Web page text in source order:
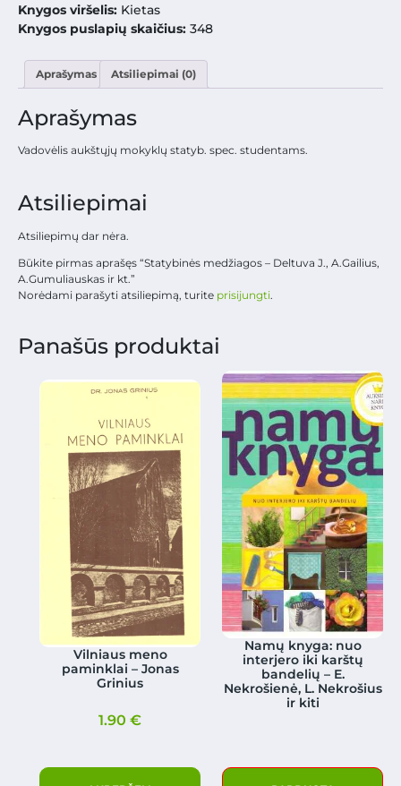
Knygos viršelis: Kietas
Knygos puslapių skaičius: 348
Aprašymas Atsiliepimai (0)
Aprašymas
Vadovėlis aukštųjų mokyklų statyb. spec. studentams.
Atsiliepimai
Atsiliepimų dar nėra.
Būkite pirmas aprašęs “Statybinės medžiagos – Deltuva J., A.Gailius,
A.Gumuliauskas ir kt.”
Norėdami parašyti atsiliepimą, turite prisijungti.
Panašūs produktai
Vilniaus meno
paminklai – Jonas
Grinius
1.90€
Namų knyga: nuo
interjero iki karštų
bandelių – E.
Nekrošienė, L. Nekrošius
ir kiti